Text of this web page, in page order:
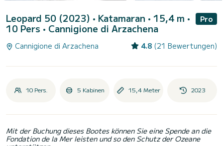
Leopard 50 (2023) • Katamaran • 15,4 m •
10 Pers • Cannigione di Arzachena
Pro
Cannigione di Arzachena 4.8 (21 Bewertungen)
10 Pers. 5 Kabinen 15,4 Meter 2023
Mit der Buchung dieses Bootes können Sie eine Spende an die
Fondation de la Mer leisten und so den Schutz der Ozeane